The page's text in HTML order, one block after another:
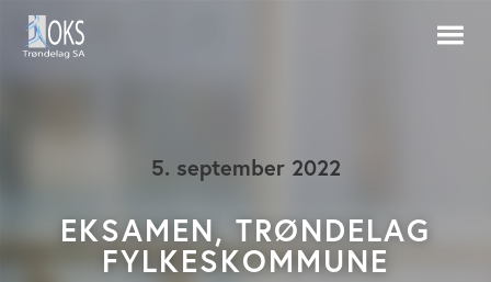
5. september 2022
EKSAMEN, TRØNDELAG
FYLKESKOMMUNE